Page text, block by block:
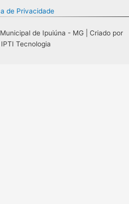
de Privacidade
de Ipuiúna - MG | Criado por
Tecnologia